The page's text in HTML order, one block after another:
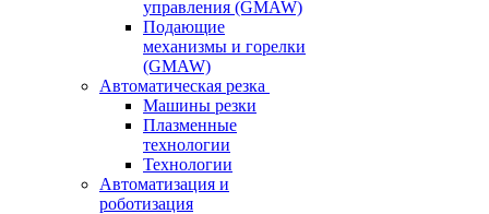
управления (GMAW)
Подающие
механизмы и горелки
(GMAW)
Автоматическая резка
Машины резки
Плазменные
технологии
Технологии
Автоматизация и
роботизация